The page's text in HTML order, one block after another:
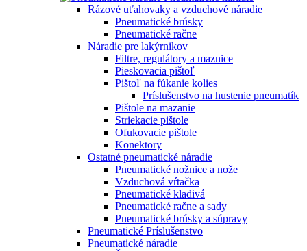
Rázové uťahovaky a vzduchové náradie
Pneumatické brúsky
Pneumatické račne
Náradie pre lakýrnikov
Filtre, regulátory a maznice
Pieskovacia pištoľ
Pištoľ na fúkanie kolies
Príslušenstvo na hustenie pneumatík
Pištole na mazanie
Striekacie pištole
Ofukovacie pištole
Konektory
Ostatné pneumatické náradie
Pneumatické nožnice a nože
Vzduchová vŕtačka
Pneumatické kladivá
Pneumatické račne a sady
Pneumatické brúsky a súpravy
Pneumatické Príslušenstvo
Pneumatické náradie